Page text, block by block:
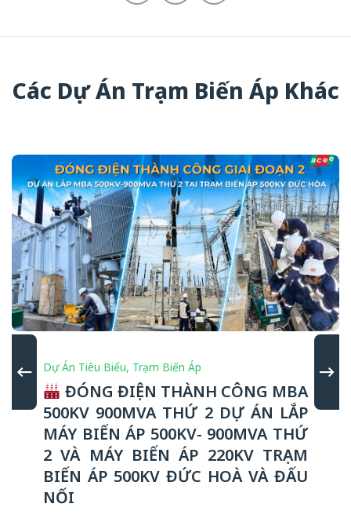
Các Dự Án Trạm Biến Áp Khác
Dự Án Tiêu Biểu, Trạm Biến Áp
ĐÓNG ĐIỆN THÀNH CÔNG MBA
500KV 900MVA THỨ 2 DỰ ÁN LẮP
MÁY BIẾN ÁP 500KV- 900MVA THỨ
2 VÀ MÁY BIẾN ÁP 220KV TRẠM
BIẾN ÁP 500KV ĐỨC HOÀ VÀ ĐẤU
NỐI